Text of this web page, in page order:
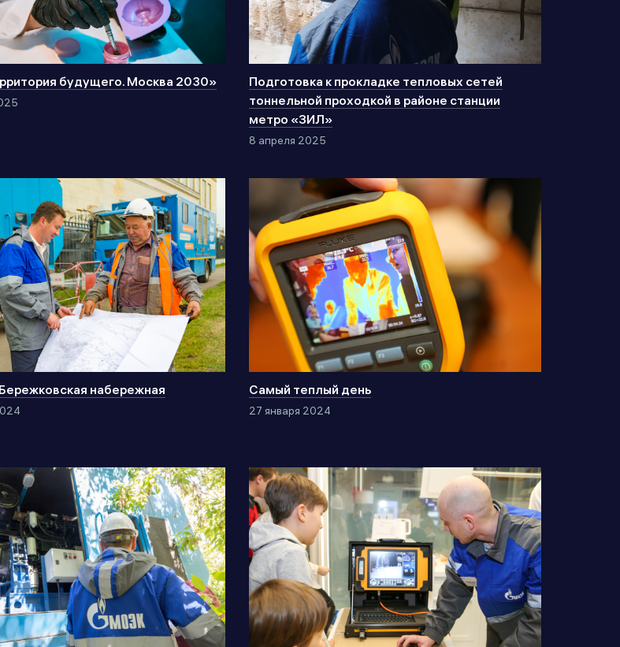
будущего. Москва 2030»
Подготовка к прокладке тепловых сетей
тоннельной проходкой в районе станции
метро «ЗИЛ»
8 апреля 2025
набережная Самый теплый день
27 января 2024